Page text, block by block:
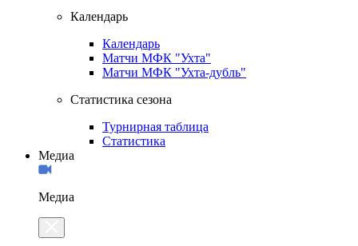
Календарь
Календарь
Матчи МФК "Ухта"
Матчи МФК "Ухта-дубль"
Статистика сезона
Турнирная таблица
Статистика
Медиа
Медиа